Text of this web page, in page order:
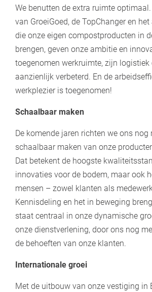
We benutten de extra ruimte
van GroeiGoed, de TopChanger en
die onze eigen compostproducten in
brengen, geven onze ambitie en
toegenomen werkruimte, zijn logistiek
aanzienlijk verbeterd. En de
werkplezier is toegenomen!
Schaalbaar maken
De komende jaren richten we ons nog
schaalbaar maken van onze
Dat betekent de hoogste
innovaties voor de bodem, maar ook
mensen – zowel klanten als
Kennisdeling en het in beweging
staat centraal in onze dynamische
onze dienstverlening, door ons nog
de behoeften van onze klanten.
Internationale groei
Met de uitbouw van onze vestiging in